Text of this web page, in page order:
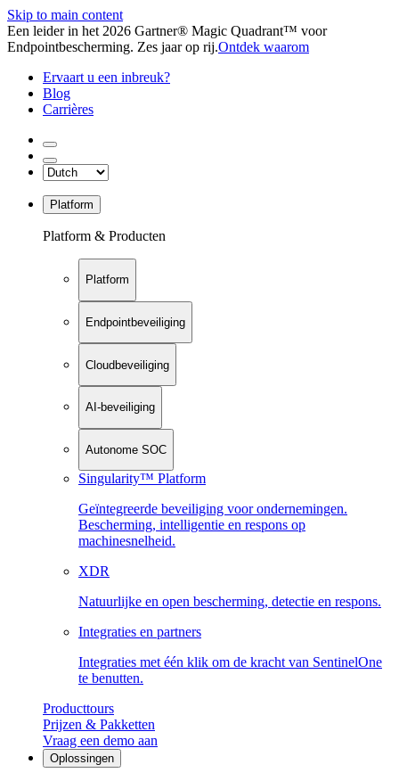
Skip to main content
Een leider in het 2026 Gartner® Magic Quadrant™ voor
Endpointbescherming. Zes jaar op rij.Ontdek waarom
Ervaart u een inbreuk?
Blog
Carrières
Platform
Platform & Producten
Platform
Endpointbeveiliging
Cloudbeveiliging
AI-beveiliging
Autonome SOC
Singularity™ Platform
Geïntegreerde beveiliging voor ondernemingen.
Bescherming, intelligentie en respons op
machinesnelheid.
XDR
Natuurlijke en open bescherming, detectie en respons.
Integraties en partners
Integraties met één klik om de kracht van SentinelOne
te benutten.
Producttours
Prijzen & Pakketten
Vraag een demo aan
Oplossingen